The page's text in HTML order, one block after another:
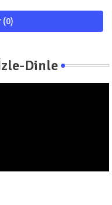
(0)
Dinle